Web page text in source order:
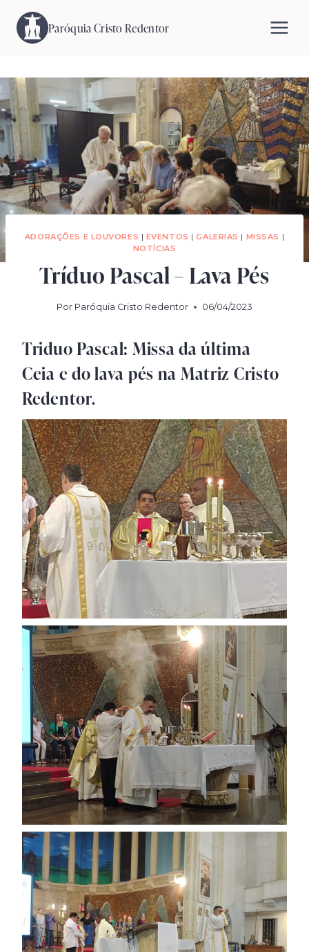
para
Paróquia Cristo Redentor
ADORAÇÕES E LOUVORES | EVENTOS |GALERIAS | MISSAS |
NOTÍCIAS
Tríduo Pascal – Lava Pés
Por Paróquia Cristo Redentor 06/04/2023
Triduo Pascal: Missa da última
Ceia e do lava pés na Matriz Cristo
Redentor.